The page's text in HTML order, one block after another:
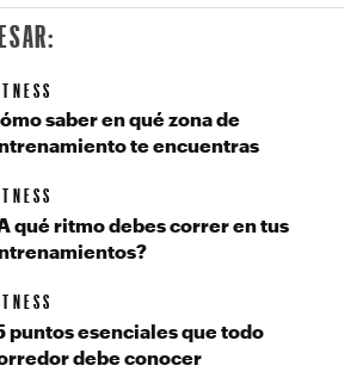
saber en qué zona de
te encuentras
qué ritmo debes correr en tus
puntos esenciales que todo
debe conocer